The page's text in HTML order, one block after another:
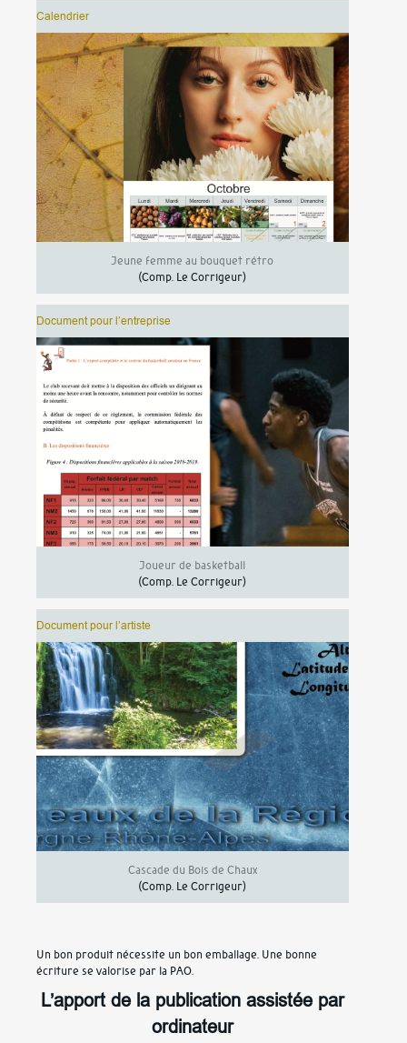
Calendrier
Jeune femme au bouquet rétro
(Comp. Le Corrigeur)
Document pour l’entreprise
Joueur de basketball
(Comp. Le Corrigeur)
Document pour l’artiste
Cascade du Bois de Chaux
(Comp. Le Corrigeur)
Un bon produit nécessite un bon emballage. Une bonne
écriture se valorise par la PAO.
L’apport de la publication assistée par
ordinateur